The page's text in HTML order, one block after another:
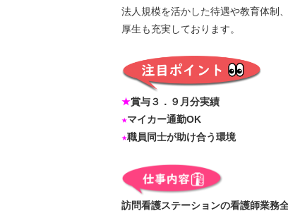
法人規模を活かした待遇や教育体制
厚生も充実しております。
★賞与３．９月分実績
★マイカー通勤OK
★職員同士が助け合う環境
訪問看護ステーションの看護師業務